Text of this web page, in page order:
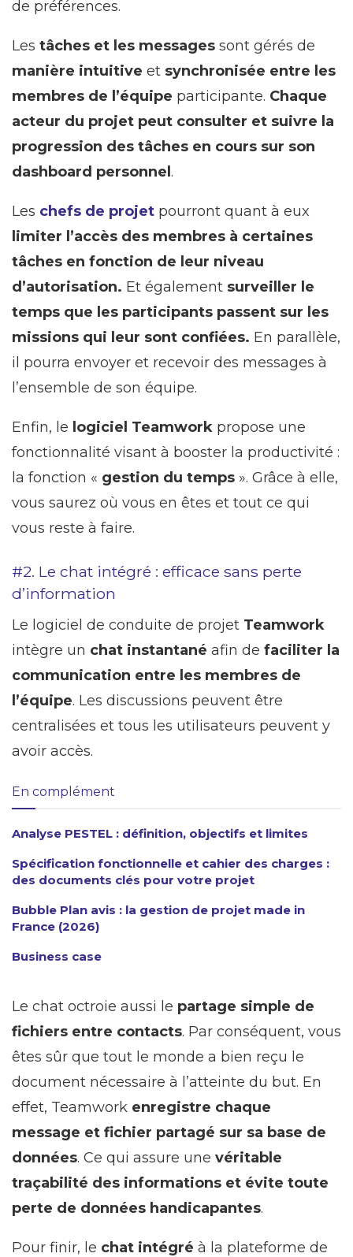
de préférences.
Les tâches et les messages sont gérés de
manière intuitive et synchronisée entre les
membres de l’équipe participante. Chaque
acteur du projet peut consulter et suivre la
progression des tâches en cours sur son
dashboard personnel.
Les chefs de projet pourront quant à eux
limiter l’accès des membres à certaines
tâches en fonction de leur niveau
d’autorisation. Et également surveiller le
temps que les participants passent sur les
missions qui leur sont confiées. En parallèle,
il pourra envoyer et recevoir des messages à
l’ensemble de son équipe.
Enfin, le logiciel Teamwork propose une
fonctionnalité visant à booster la productivité :
la fonction « gestion du temps ». Grâce à elle,
vous saurez où vous en êtes et tout ce qui
vous reste à faire.
#2. Le chat intégré : efficace sans perte
d’information
Le logiciel de conduite de projet Teamwork
intègre un chat instantané afin de faciliter la
communication entre les membres de
l’équipe. Les discussions peuvent être
centralisées et tous les utilisateurs peuvent y
avoir accès.
En complément
Analyse PESTEL : définition, objectifs et limites
Spécification fonctionnelle et cahier des charges :
des documents clés pour votre projet
Bubble Plan avis : la gestion de projet made in
France (2026)
Business case
Le chat octroie aussi le partage simple de
fichiers entre contacts. Par conséquent, vous
êtes sûr que tout le monde a bien reçu le
document nécessaire à l’atteinte du but. En
effet, Teamwork enregistre chaque
message et fichier partagé sur sa base de
données. Ce qui assure une véritable
traçabilité des informations et évite toute
perte de données handicapantes.
Pour finir, le chat intégré à la plateforme de